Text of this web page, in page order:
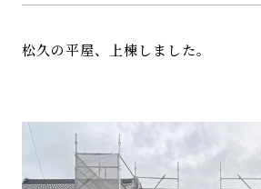
松久の平屋、上棟しました。